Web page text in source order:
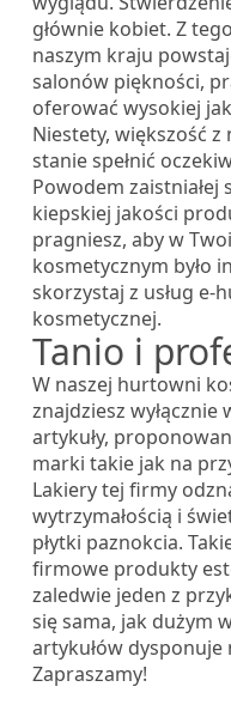
głównie kobiet. Z
naszym kraju
salonów piękności,
oferować wysokiej
Niestety, większość z
stanie spełnić
Powodem zaistniałej
kiepskiej jakości
pragniesz, aby w
kosmetycznym było
skorzystaj z usług e-
kosmetycznej.
Tanio i
W naszej hurtowni
znajdziesz wyłącznie
artykuły,
marki takie jak na
Lakiery tej firmy
wytrzymałością i
płytki paznokcia.
firmowe produkty
zaledwie jeden z
się sama, jak dużym
artykułów
Zapraszamy!